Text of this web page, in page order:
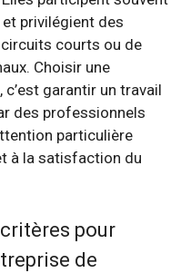
et privilégient des
courts ou de
Choisir une
garantir un travail
des professionnels
particulière
à la satisfaction du
pour
de